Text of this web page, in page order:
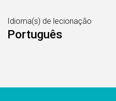
Idioma(s) de lecionação
Português